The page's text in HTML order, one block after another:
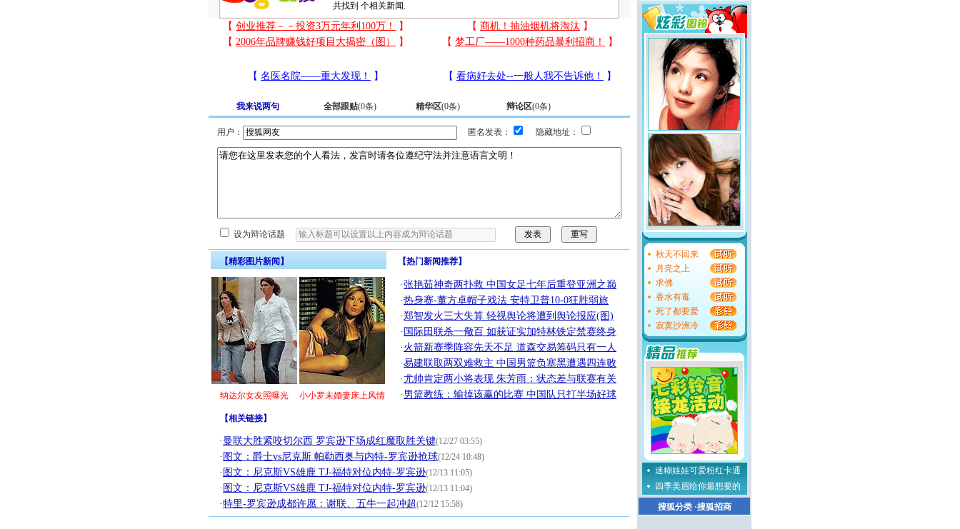
共找到 个相关新闻.
我来说两句 全部跟贴(0条) 精华区(0条) 辩论区(0条)
用户： 匿名发表： 隐藏地址：
设为辩论话题
【精彩图片新闻】
纳达尔女友照曝光 小小罗未婚妻床上风情
【热门新闻推荐】
·张艳茹神奇两扑救 中国女足七年后重登亚洲之巅
·热身赛-董方卓帽子戏法 安特卫普10-0狂胜弱旅
·郑智发火三大失算 轻视舆论将遭到舆论报应(图)
· 国际田联杀一儆百 如获证实加特林铁定禁赛终身
· 火箭新赛季阵容先天不足 道森交易筹码只有一人
·易建联取两双难救主 中国男篮负塞黑遭遇四连败
·尤帅肯定两小将表现 朱芳雨：状态差与联赛有关
· 男篮教练：输掉该赢的比赛 中国队只打半场好球
【相关链接】
· 曼联大胜紧咬切尔西 罗宾逊下场成红魔取胜关键(12/27 03:55)
· 图文：爵士vs尼克斯 帕勒西奥与内特-罗宾逊抢球(12/24 10:48)
· 图文：尼克斯VS雄鹿 TJ-福特对位内特-罗宾逊(12/13 11:05)
· 图文：尼克斯VS雄鹿 TJ-福特对位内特-罗宾逊(12/13 11:04)
·特里-罗宾逊成都许愿：谢联、五牛一起冲超(12/12 15:58)
秋天不回来
月亮之上
求佛
香水有毒
死了都要爱
寂寞沙洲冷
迷糊娃娃可爱粉红卡通
四季美眉给你最想要的
搜狐分类·搜狐招商